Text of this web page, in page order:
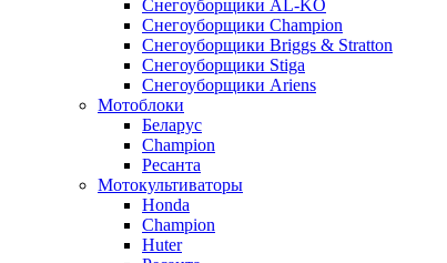
Снегоуборщики AL-KO
Снегоуборщики Champion
Снегоуборщики Briggs & Stratton
Снегоуборщики Stiga
Снегоуборщики Ariens
Мотоблоки
Беларус
Champion
Ресанта
Мотокультиваторы
Honda
Champion
Huter